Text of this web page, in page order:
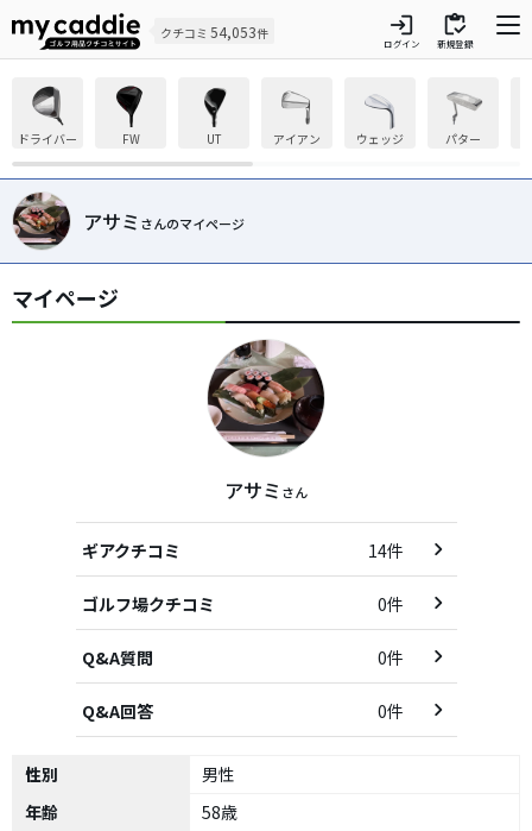
クチコミ 54,053件 login
ログイン
inventory
新規登録
ドライバー FW UT アイアン ウェッジ パター
アサミ さんのマイページ
マイページ
アサミ さん
ギアクチコミ 14件
ゴルフ場クチコミ 0件
Q&A質問 0件
Q&A回答 0件
性別
男性
年齢
58歳